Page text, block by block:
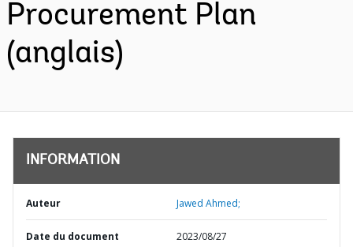
Procurement Plan
(anglais)
INFORMATION
Auteur Jawed Ahmed;
Date du document 2023/08/27